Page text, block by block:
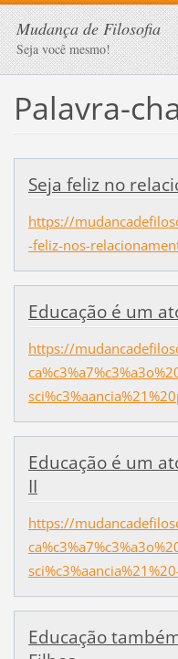
Mudança de Filosofia
Seja você mesmo!
Palavra-
Seja feliz no
https://
-feliz-nos-
Educação é um
https://
Educação é um
II
https://
Educação